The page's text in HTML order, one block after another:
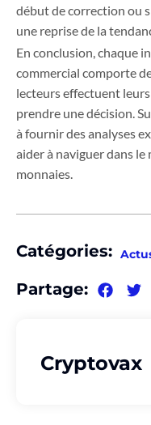
début de correction ou
une reprise de la
En conclusion, chaque
commercial comporte
lecteurs effectuent
prendre une décision.
à fournir des analyses
aider à naviguer dans
monnaies.
Catégories:
Partage:
Cryptovax